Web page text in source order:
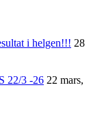
i helgen!!! 28
22/3 -26 22 mars,